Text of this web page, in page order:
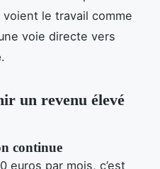
le travail comme
voie directe vers
.
un revenu élevé
continue
euros par mois, c’est